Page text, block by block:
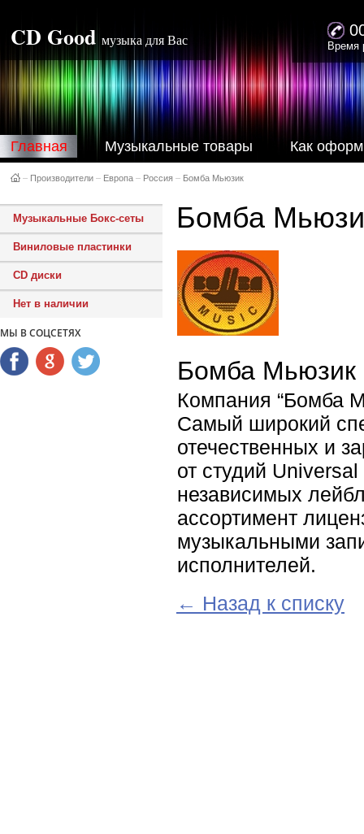
CD Good музыка для Вас Время
Главная Музыкальные товары Как
– Производители – Европа – Россия – Бомба Мьюзик
Музыкальные Бокс-сеты
Виниловые пластинки
CD диски
Нет в наличии
МЫ В СОЦСЕТЯХ
Бомба
Бомба Мьюзик
Компания “Бомба
Самый широкий
отечественных и
от студий
независимых
ассортимент
музыкальными
исполнителей.
← Назад к списку